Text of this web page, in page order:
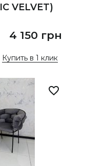
VELVET)
4 150 грн
Купить в 1 клик